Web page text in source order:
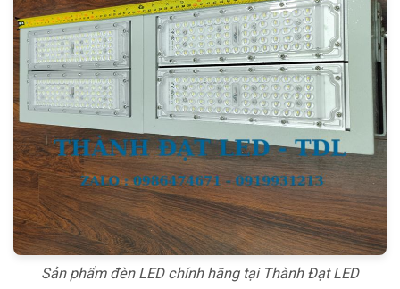
Sản phẩm đèn LED chính hãng tại Thành Đạt LED